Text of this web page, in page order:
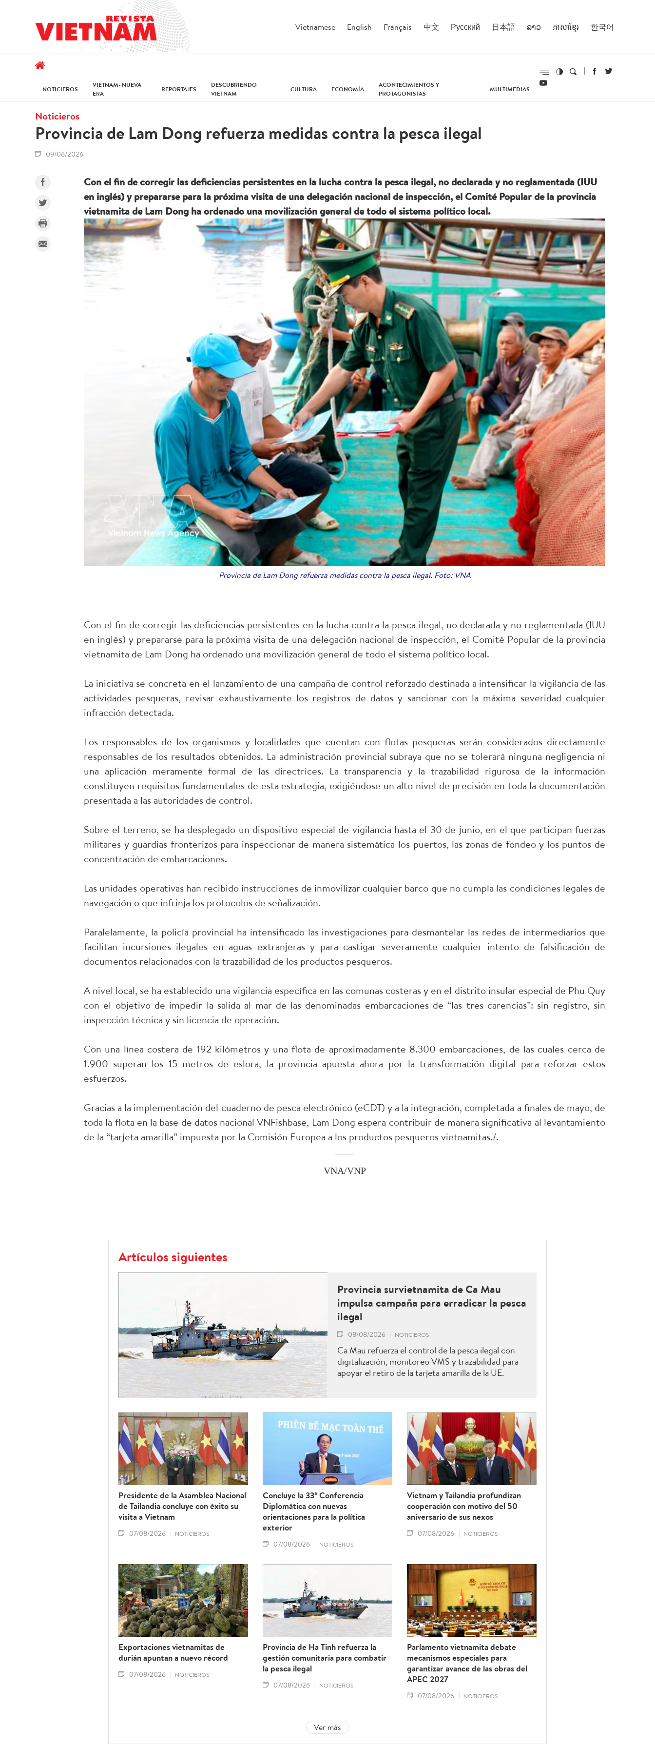
Vietnamese English Français 中文 Русский 日本語 ລາວ ភាសាខ្មែរ 한국어
NOTICIEROS
VIETNAM- NUEVA
ERA
REPORTAJES
DESCUBRIENDO
VIETNAM
CULTURA ECONOMÍA
ACONTECIMIENTOS Y
PROTAGONISTAS
MULTIMEDIAS
Noticieros
Provincia de Lam Dong refuerza medidas contra la pesca ilegal
09/06/2026
Con el fin de corregir las deficiencias persistentes en la lucha contra la pesca ilegal, no declarada y no reglamentada (IUU
en inglés) y prepararse para la próxima visita de una delegación nacional de inspección, el Comité Popular de la provincia
vietnamita de Lam Dong ha ordenado una movilización general de todo el sistema político local.
Provincia de Lam Dong refuerza medidas contra la pesca ilegal. Foto: VNA
Con el fin de corregir las deficiencias persistentes en la lucha contra la pesca ilegal, no declarada y no reglamentada (IUU
en inglés) y prepararse para la próxima visita de una delegación nacional de inspección, el Comité Popular de la provincia
vietnamita de Lam Dong ha ordenado una movilización general de todo el sistema político local.
La iniciativa se concreta en el lanzamiento de una campaña de control reforzado destinada a intensificar la vigilancia de las
actividades pesqueras, revisar exhaustivamente los registros de datos y sancionar con la máxima severidad cualquier
infracción detectada.
Los responsables de los organismos y localidades que cuentan con flotas pesqueras serán considerados directamente
responsables de los resultados obtenidos. La administración provincial subraya que no se tolerará ninguna negligencia ni
una aplicación meramente formal de las directrices. La transparencia y la trazabilidad rigurosa de la información
constituyen requisitos fundamentales de esta estrategia, exigiéndose un alto nivel de precisión en toda la documentación
presentada a las autoridades de control.
Sobre el terreno, se ha desplegado un dispositivo especial de vigilancia hasta el 30 de junio, en el que participan fuerzas
militares y guardias fronterizos para inspeccionar de manera sistemática los puertos, las zonas de fondeo y los puntos de
concentración de embarcaciones.
Las unidades operativas han recibido instrucciones de inmovilizar cualquier barco que no cumpla las condiciones legales de
navegación o que infrinja los protocolos de señalización.
Paralelamente, la policía provincial ha intensificado las investigaciones para desmantelar las redes de intermediarios que
facilitan incursiones ilegales en aguas extranjeras y para castigar severamente cualquier intento de falsificación de
documentos relacionados con la trazabilidad de los productos pesqueros.
A nivel local, se ha establecido una vigilancia específica en las comunas costeras y en el distrito insular especial de Phu Quy
con el objetivo de impedir la salida al mar de las denominadas embarcaciones de “las tres carencias”: sin registro, sin
inspección técnica y sin licencia de operación.
Con una línea costera de 192 kilómetros y una flota de aproximadamente 8.300 embarcaciones, de las cuales cerca de
1.900 superan los 15 metros de eslora, la provincia apuesta ahora por la transformación digital para reforzar estos
esfuerzos.
Gracias a la implementación del cuaderno de pesca electrónico (eCDT) y a la integración, completada a finales de mayo, de
toda la flota en la base de datos nacional VNFishbase, Lam Dong espera contribuir de manera significativa al levantamiento
de la “tarjeta amarilla” impuesta por la Comisión Europea a los productos pesqueros vietnamitas./.
VNA/VNP
Artículos siguientes
Provincia survietnamita de Ca Mau
impulsa campaña para erradicar la pesca
ilegal
08/08/2026 NOTICIEROS
Ca Mau refuerza el control de la pesca ilegal con
digitalización, monitoreo VMS y trazabilidad para
apoyar el retiro de la tarjeta amarilla de la UE.
Presidente de la Asamblea Nacional
de Tailandia concluye con éxito su
visita a Vietnam
07/08/2026 NOTICIEROS
Concluye la 33ª Conferencia
Diplomática con nuevas
orientaciones para la política
exterior
07/08/2026 NOTICIEROS
Vietnam y Tailandia profundizan
cooperación con motivo del 50
aniversario de sus nexos
07/08/2026 NOTICIEROS
Exportaciones vietnamitas de
durián apuntan a nuevo récord
07/08/2026 NOTICIEROS
Provincia de Ha Tinh refuerza la
gestión comunitaria para combatir
la pesca ilegal
07/08/2026 NOTICIEROS
Parlamento vietnamita debate
mecanismos especiales para
garantizar avance de las obras del
APEC 2027
07/08/2026 NOTICIEROS
Ver más